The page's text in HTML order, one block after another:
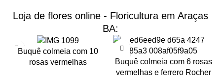
Loja de flores online - Floricultura em Araças
BA:
Buquê colmeia com 10
rosas vermelhas
Buquê colmeia com 6 rosas
vermelhas e ferrero Rocher